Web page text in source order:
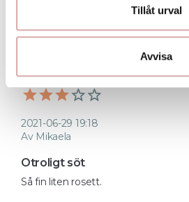
Tillåt urval
Avvisa
flag
2021-06-29 19:18
Av Mikaela
Otroligt söt
Så fin liten rosett.